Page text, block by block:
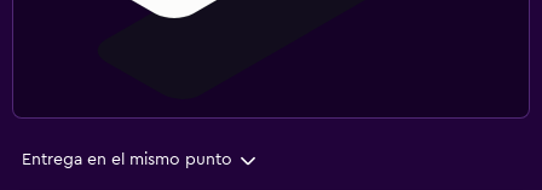
Entrega en el mismo punto